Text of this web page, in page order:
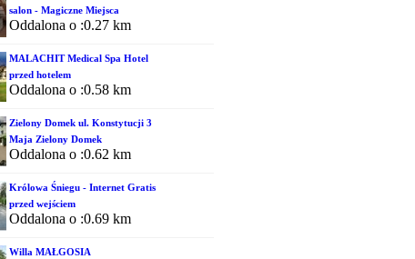
salon - Magiczne Miejsca
Oddalona o :0.27 km
MALACHIT Medical Spa Hotel
przed hotelem
Oddalona o :0.58 km
Zielony Domek ul. Konstytucji 3
Maja Zielony Domek
Oddalona o :0.62 km
Królowa Śniegu - Internet Gratis
przed wejściem
Oddalona o :0.69 km
Willa MAŁGOSIA